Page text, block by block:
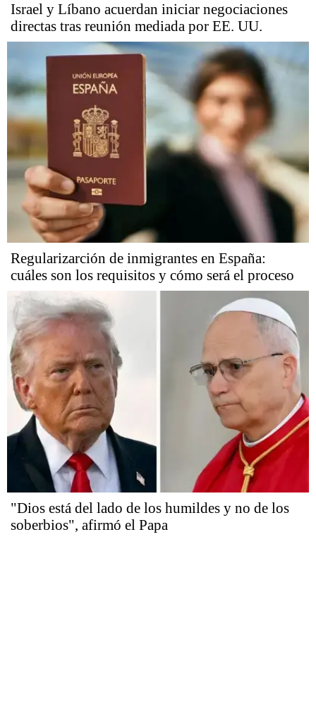
Israel y Líbano acuerdan iniciar negociaciones
directas tras reunión mediada por EE. UU.
Regularizarción de inmigrantes en España:
cuáles son los requisitos y cómo será el proceso
"Dios está del lado de los humildes y no de los
soberbios", afirmó el Papa